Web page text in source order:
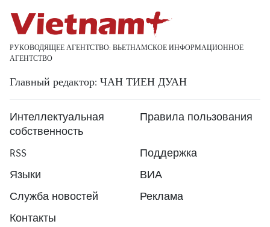
РУКОВОДЯЩЕЕ АГЕНТСТВО: ВЬЕТНАМСКОЕ ИНФОРМАЦИОННОЕ
АГЕНТСТВО
Главный редактор: ЧАН ТИЕН ДУАН
Интеллектуальная
собственность
Правила пользования
RSS
Поддержка
Языки
ВИА
Служба новостей
Реклама
Контакты